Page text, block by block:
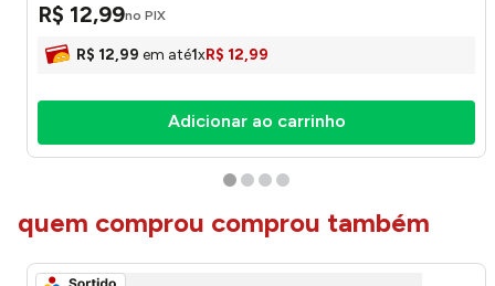
R$ 12,99no PIX
R$ 12,99 em até1xR$ 12,99
Adicionar ao carrinho
quem comprou comprou também